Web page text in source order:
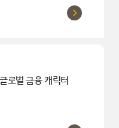
로벌 금융 캐릭터